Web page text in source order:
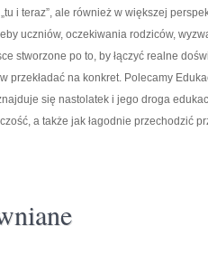
i teraz”, ale również w większej
uczniów, oczekiwania rodziców,
stworzone po to, by łączyć realne
przekładać na konkret. Polecamy
się nastolatek i jego droga
a także jak łagodnie przechodzić